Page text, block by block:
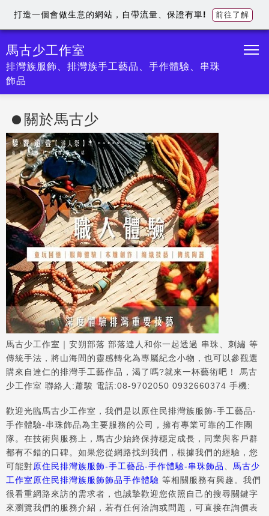
馬古少工作室
排灣族服飾、排灣族手工藝品、手作體驗、串珠
飾品
關於馬古少
馬古少工作室｜安朔部落 部落達人和你一起透過 串珠、刺繡 等
傳統手法，將山海間的靈感轉化為專屬紀念小物，也可以參觀選
購來自達仁的排灣手工藝作品，渴了嗎?就來一杯藝術吧！ 馬古
少工作室 聯絡人:蕭駿 電話:08-9702050 0932660374 手機:
歡迎光臨馬古少工作室，我們是以原住民排灣族服飾-手工藝品-
手作體驗-串珠飾品為主要服務的公司，擁有專業可靠的工作團
隊。在技術與服務上，馬古少始終保持穩定成長，同業與客戶群
都有不錯的口碑。如果您從網路找到我們，根據我們的經驗，您
可能對原住民排灣族服飾-手工藝品-手作體驗-串珠飾品
馬古少
工作室原住民排灣族服飾飾品手作體驗 等相關服務有興趣。我們
很看重網路來訪的需求者，也誠摯歡迎您依照自己的搜尋關鍵字
來瀏覽我們的服務介紹，若有任何洽詢或問題，可直接在詢價表
打造一個會做生意的網站，自帶流量、保證有單! 前往了解